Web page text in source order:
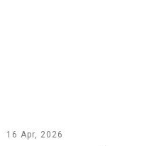
16 Apr, 2026